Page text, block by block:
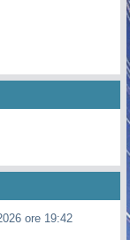
ore 19:42